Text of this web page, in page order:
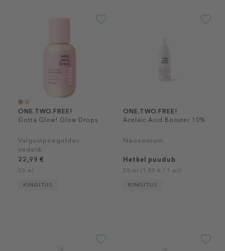
ONE.TWO.FREE!
Gotta Glow! Glow Drops
Valgustpeegeldav
vedelik
22,99 €
30 ml
KINGITUS
ONE.TWO.FREE!
Acelaic Acid Booster 10%
Näoseerum
Hetkel puudub
20 ml (1,00 € / 1 ml)
KINGITUS